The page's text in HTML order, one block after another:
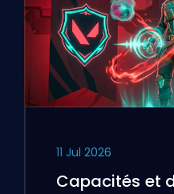
11 Jul 2026
Capacités et